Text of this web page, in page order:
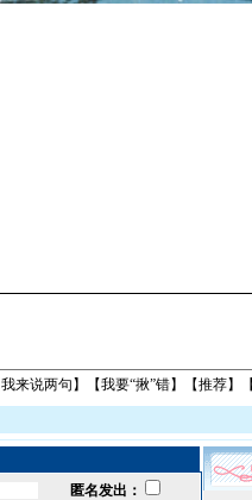
我来说两句 】【我要“揪”错】【推荐】
匿名发出：